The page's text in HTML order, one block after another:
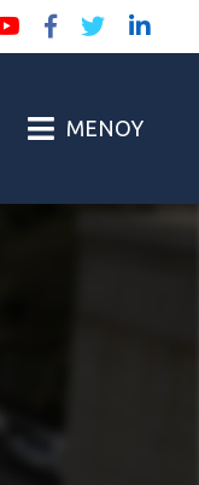
ΜΕΝΟΎ